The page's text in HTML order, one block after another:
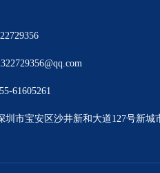
61605261
圳市宝安区沙井新和大道127号新城